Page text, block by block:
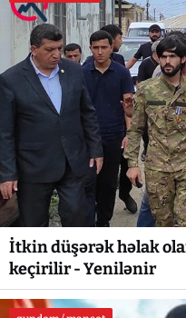
İtkin düşərək həlak
keçirilir - Yenilənir